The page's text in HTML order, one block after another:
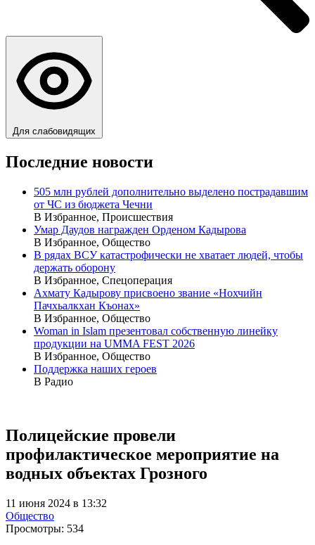
Для слабовидящих
Последние новости
505 млн рублей дополнительно выделено пострадавшим
от ЧС из бюджета Чечни
В Избранное, Происшествия
Умар Даудов награжден Орденом Кадырова
В Избранное, Общество
В рядах ВСУ катастрофически не хватает людей, чтобы
держать оборону
В Избранное, Спецоперация
Ахмату Кадырову присвоено звание «Нохчийн
Пачхьалкхан Къонах»
В Избранное, Общество
Woman in Islam презентовал собственную линейку
продукции на UMMA FEST 2026
В Избранное, Общество
Поддержка наших героев
В Радио
Полицейские провели
профилактическое мероприятие на
водных объектах Грозного
11 июня 2024 в 13:32
Общество
Просмотры: 534